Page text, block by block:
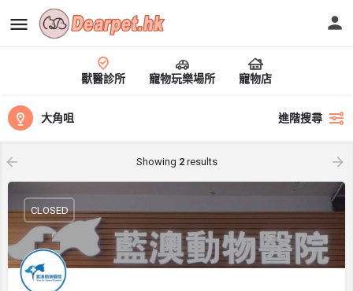
獸醫診所 寵物玩樂場所 寵物店
大角咀 進階搜尋
Showing 2results
CLOSED